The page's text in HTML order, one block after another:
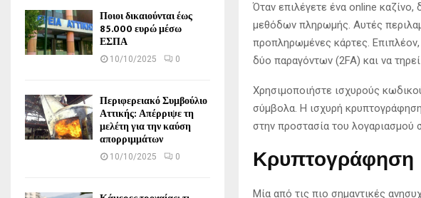
Όταν επιλέγετε ένα online
μεθόδων πληρωμής. Αυτές
προπληρωμένες κάρτες.
δύο παραγόντων (2FA) και να
Χρησιμοποιήστε ισχυρούς
σύμβολα. Η ισχυρή
στην προστασία του λογαριασμού
Κρυπτογράφηση
Μία από τις πιο σημαντικές
Ποιοι δικαιούνται έως
85.000 ευρώ μέσω
ΕΣΠΑ
10/10/2025 0
Περιφερειακό Συμβούλιο
Αττικής: Απέρριψε τη
μελέτη για την καύση
απορριμμάτων
10/10/2025 0